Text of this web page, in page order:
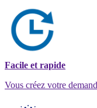
Facile et rapide
Vous créez votre